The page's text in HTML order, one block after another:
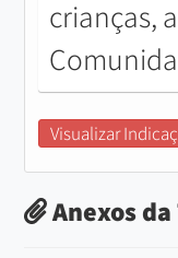
crianças,
Visualizar
Anexos